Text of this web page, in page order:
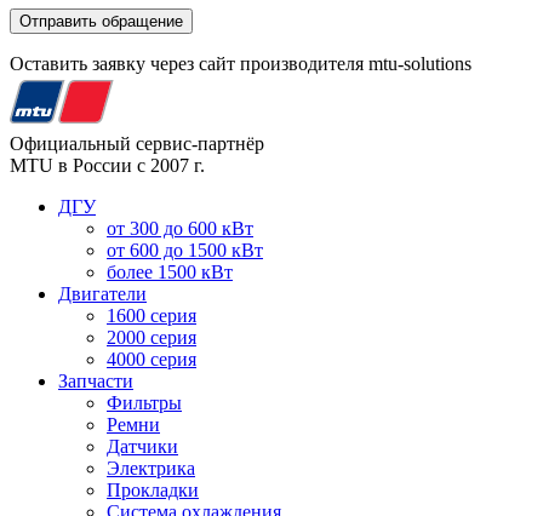
Оставить заявку через сайт производителя mtu-solutions
Официальный сервис-партнёр
MTU в России с 2007 г.
ДГУ
от 300 до 600 кВт
от 600 до 1500 кВт
более 1500 кВт
Двигатели
1600 серия
2000 серия
4000 серия
Запчасти
Фильтры
Ремни
Датчики
Электрика
Прокладки